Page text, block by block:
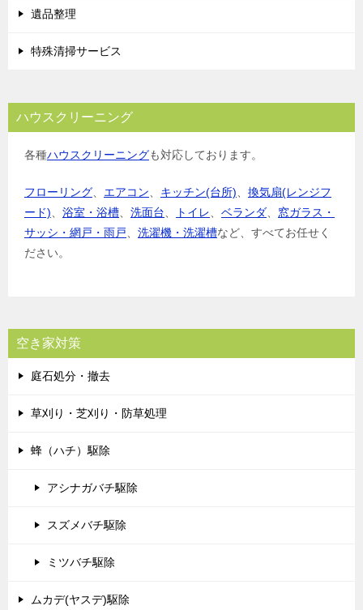
遺品整理
特殊清掃サービス
ハウスクリーニング
各種ハウスクリーニングも対応しております。
フローリング エアコン キッチン(台所)
換気扇(レンジフ
ード)
浴室・浴槽 洗面台 トイレ ベランダ
窓ガラス・
サッシ・網戸・雨戸
洗濯機・洗濯槽など、すべてお任せく
ださい。
空き家対策
庭石処分・撤去
草刈り・芝刈り・防草処理
蜂（ハチ）駆除
アシナガバチ駆除
スズメバチ駆除
ミツバチ駆除
ムカデ(ヤスデ)駆除